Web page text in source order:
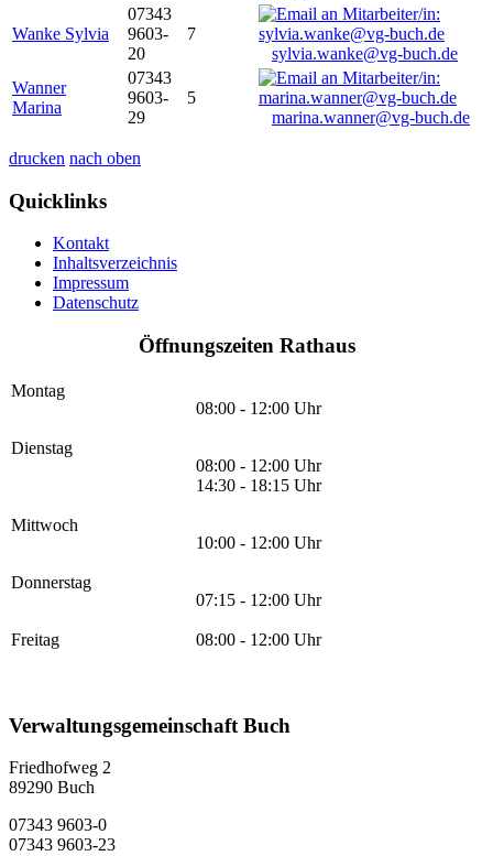
Wanke Sylvia
07343
9603-
20
7
sylvia.wanke@vg-buch.de
Wanner
Marina
07343
9603-
29
5
marina.wanner@vg-buch.de
drucken nach oben
Quicklinks
Kontakt
Inhaltsverzeichnis
Impressum
Datenschutz
Öffnungszeiten Rathaus
Montag
08:00 - 12:00 Uhr
Dienstag
08:00 - 12:00 Uhr
14:30 - 18:15 Uhr
Mittwoch
10:00 - 12:00 Uhr
Donnerstag
07:15 - 12:00 Uhr
Freitag 08:00 - 12:00 Uhr
Verwaltungsgemeinschaft Buch
Friedhofweg 2
89290 Buch
07343 9603-0
07343 9603-23